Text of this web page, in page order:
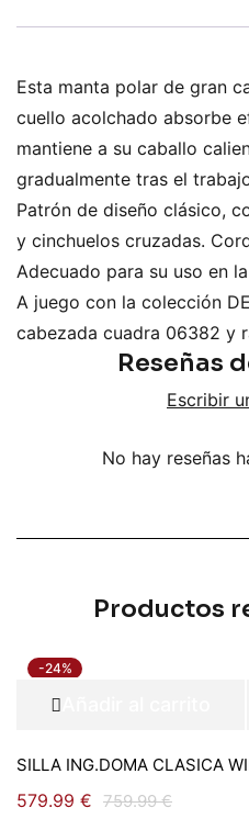
Esta manta polar de gran
cuello acolchado absorbe
mantiene a su caballo
gradualmente tras el
Patrón de diseño clásico,
y cinchuelos cruzadas.
Adecuado para su uso en
A juego con la colección
cabezada cuadra 06382 y
Reseñas
Escribir
No hay reseñas
Productos
-24%
SILLA ING.DOMA CLASICA
759.99€
579.99 €